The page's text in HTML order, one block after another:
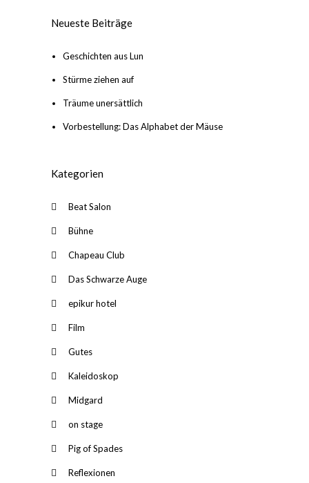
Neueste Beiträge
Geschichten aus Lun
Stürme ziehen auf
Träume unersättlich
Vorbestellung: Das Alphabet der Mäuse
Kategorien
Beat Salon
Bühne
Chapeau Club
Das Schwarze Auge
epikur hotel
Film
Gutes
Kaleidoskop
Midgard
on stage
Pig of Spades
Reflexionen